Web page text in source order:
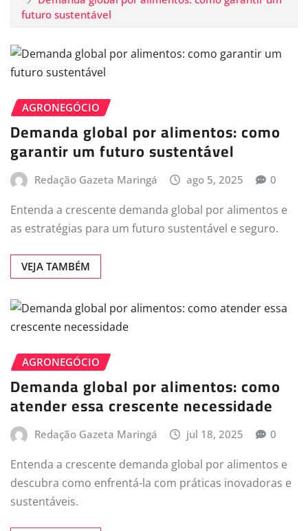
futuro sustentável
AGRONEGÓCIO
Demanda global por alimentos: como
garantir um futuro sustentável
Redação Gazeta Maringá ago 5, 2025 0
Entenda a crescente demanda global por alimentos e
as estratégias para um futuro sustentável e seguro.
VEJA TAMBÉM
AGRONEGÓCIO
Demanda global por alimentos: como
atender essa crescente necessidade
Redação Gazeta Maringá jul 18, 2025 0
Entenda a crescente demanda global por alimentos e
descubra como enfrentá-la com práticas inovadoras e
sustentáveis.